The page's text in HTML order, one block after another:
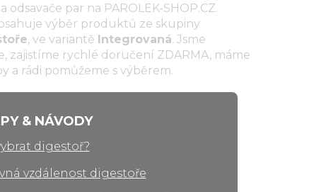
odsavače par na PAROLEK-SHOP.CZ.
výběr produktů ze skupiny
, ve variantě Integrovaná. Jsme
zajistíme rychlé doručení ZDARMA, máme
a rádi pomůžeme s výběrem.
& NÁVODY
digestoř?
vzdálenost digestoře